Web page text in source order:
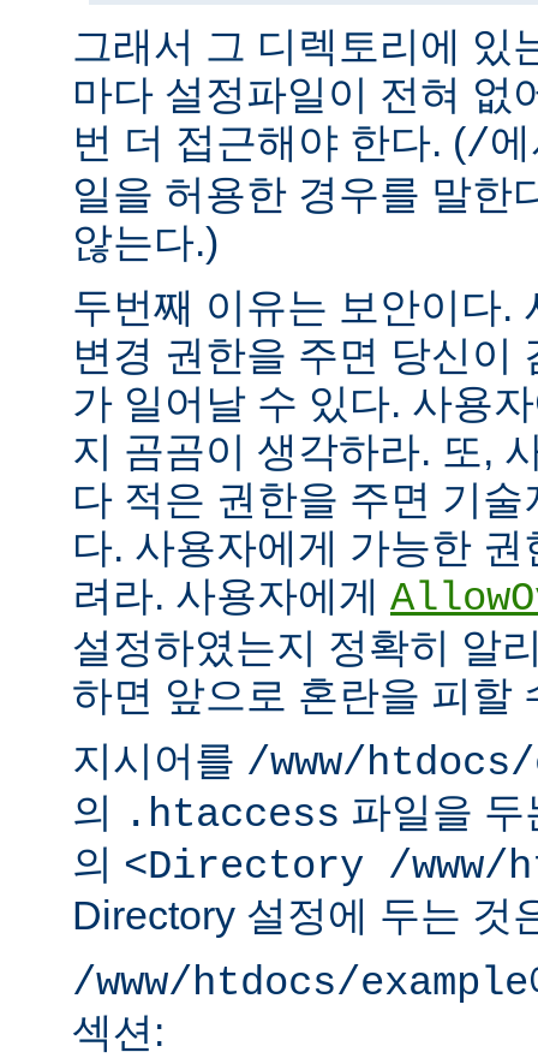
그래서 그 디렉토리에 있
마다 설정파일이 전혀 없
번 더 접근해야 한다. (/
일을 허용한 경우를 말한
않는다.)
두번째 이유는 보안이다.
변경 권한을 주면 당신이
가 일어날 수 있다. 사용
지 곰곰이 생각하라. 또,
다 적은 권한을 주면 기
다. 사용자에게 가능한
려라. 사용자에게
설정하였는지 정확히 알
하면 앞으로 혼란을 피할
지시어를 /www/
의
.htaccess 파일을
의 <Directory /www/
Directory 설정에 두는 것
/www/htdocs/example
섹션: